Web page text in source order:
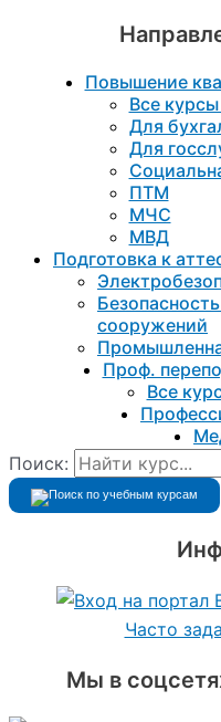
Повышение
Все
Для
Для
ПТМ
МЧС
МВД
Подготовка к
сооружений
Проф.
Все
Поиск:
Часто
Мы в